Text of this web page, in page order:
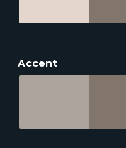
Accent